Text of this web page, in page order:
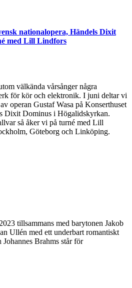
nationalopera, Händels Dixit
med Lill Lindfors
välkända vårsånger några
för kör och elektronik. I juni deltar vi
operan Gustaf Wasa på Konserthuset
Dixit Dominus i Högalidskyrkan.
så åker vi på turné med Lill
Göteborg och Linköping.
tillsammans med barytonen Jakob
Ullén med ett underbart romantiskt
Brahms står för